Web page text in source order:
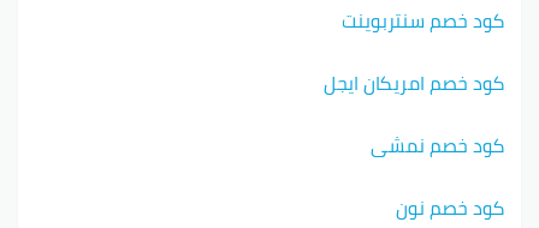
كود خصم سنتربوينت
كود خصم امريكان ايجل
كود خصم نمشي
كود خصم نون